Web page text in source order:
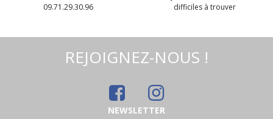
09.71.29.30.96 difficiles à trouver
REJOIGNEZ-NOUS !
NEWSLETTER